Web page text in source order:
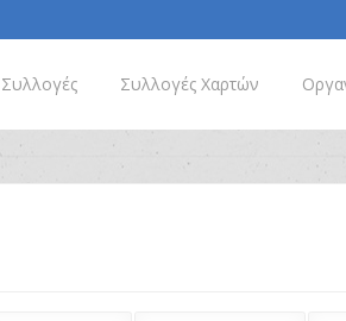
Συλλογές Συλλογές Χαρτών